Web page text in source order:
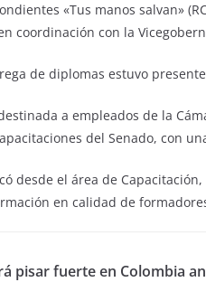
«Tus manos salvan»
coordinación con la
de diplomas estuvo
a empleados de la
del Senado, con
desde el área de
en calidad de
pisar fuerte en Colombia